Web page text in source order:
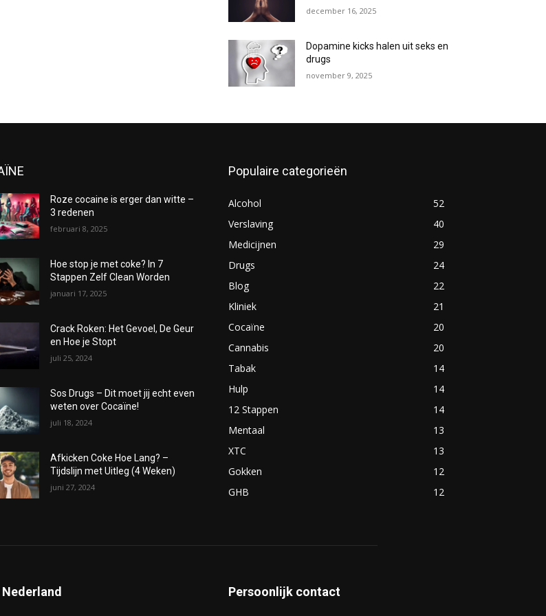
december 16, 2025
Dopamine kicks halen uit seks en
drugs
november 9, 2025
Roze cocaine is erger dan witte –
3 redenen
februari 8, 2025
Hoe stop je met coke? In 7
Stappen Zelf Clean Worden
januari 17, 2025
Crack Roken: Het Gevoel, De Geur
en Hoe je Stopt
juli 25, 2024
Sos Drugs – Dit moet jij echt even
weten over Cocaïne!
juli 18, 2024
Afkicken Coke Hoe Lang? –
Tijdslijn met Uitleg (4 Weken)
juni 27, 2024
Populaire categorieën
Alcohol
52
Verslaving
40
Medicijnen
29
Drugs
24
Blog
22
Kliniek
21
Cocaïne
20
Cannabis
20
Tabak
14
Hulp
14
12 Stappen
14
Mentaal
13
XTC
13
Gokken
12
GHB
12
Persoonlijk contact